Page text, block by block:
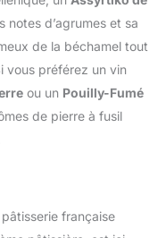
notes d’agrumes et sa
de la béchamel tout
vous préférez un vin
ou un Pouilly-Fumé
de pierre à fusil
française